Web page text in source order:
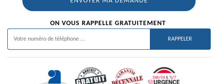
ON VOUS RAPPELLE GRATUITEMENT